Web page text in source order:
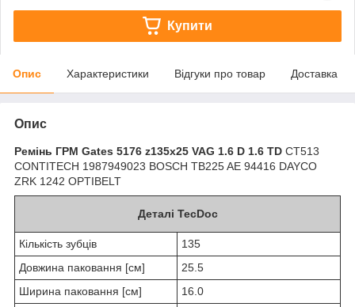
Купити
Опис Характеристики Відгуки про товар Доставка
Опис
Ремінь ГРМ Gates 5176 z135x25 VAG 1.6 D 1.6 TD CT513
CONTITECH 1987949023 BOSCH TB225 AE 94416 DAYCO
ZRK 1242 OPTIBELT
Деталі TecDoc
Кількість зубців
135
Довжина паковання [см]
25.5
Ширина паковання [см]
16.0